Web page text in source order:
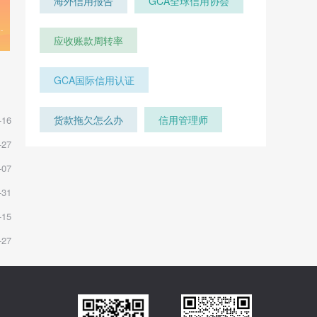
应收账款周转率
GCA国际信用认证
货款拖欠怎么办 信用管理师